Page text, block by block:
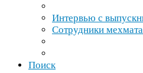
Интервью с
Сотрудники
Поиск